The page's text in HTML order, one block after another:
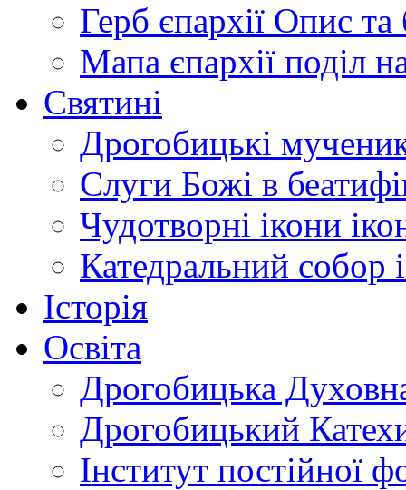
Герб єпархії Опис та
Мапа єпархії поділ
Святині
Дрогобицькі
Слуги Божі в
Чудотворні ікони
Катедральний собор
Історія
Освіта
Дрогобицька
Дрогобицький
Інститут постійної